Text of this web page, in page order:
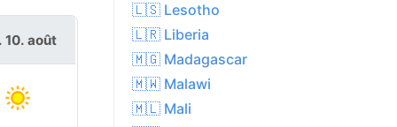
10. août
🇱🇸 Lesotho
🇱🇷 Liberia
🇲🇬 Madagascar
🇲🇼 Malawi
🇲🇱 Mali